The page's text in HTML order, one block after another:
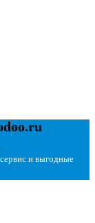
и выгодные